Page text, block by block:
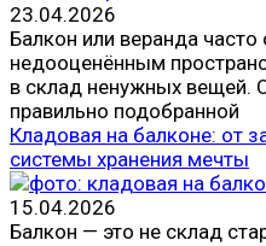
23.04.2026
Балкон или веранда
недооценённым
в склад ненужных
правильно подобранной
Кладовая на балконе: от
системы хранения мечты
15.04.2026
Балкон — это не склад